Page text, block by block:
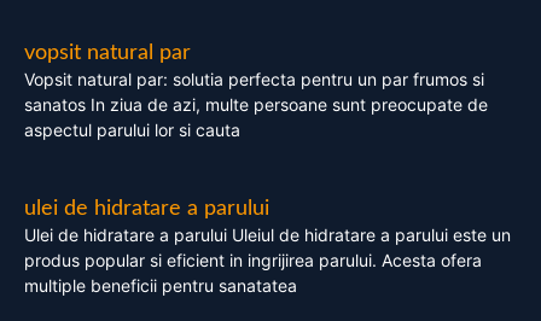
vopsit natural par
Vopsit natural par: solutia perfecta pentru un par frumos si
sanatos In ziua de azi, multe persoane sunt preocupate de
aspectul parului lor si cauta
ulei de hidratare a parului
Ulei de hidratare a parului Uleiul de hidratare a parului este un
produs popular si eficient in ingrijirea parului. Acesta ofera
multiple beneficii pentru sanatatea